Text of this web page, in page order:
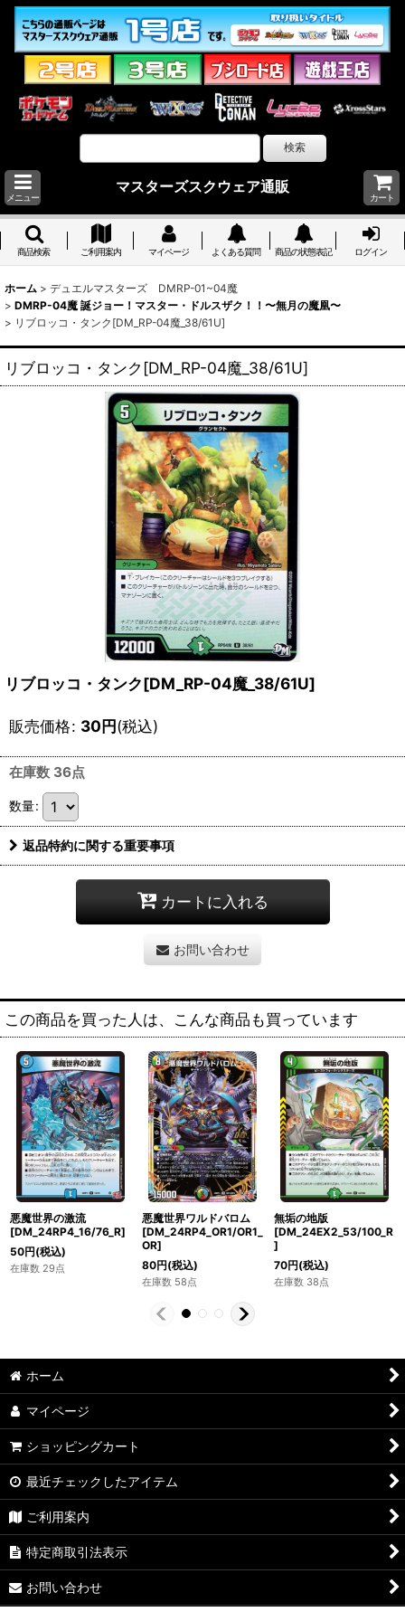
メニュー
マスターズスクウェア通販
カート
商品検索 ご利用案内 マイページ よくある質問 商品の状態表記 ログイン
ホーム > デュエルマスターズ DMRP-01~04魔
> DMRP-04魔 誕ジョー！マスター・ドルスザク！！〜無月の魔凰〜
> リブロッコ・タンク[DM_RP-04魔_38/61U]
リブロッコ・タンク[DM_RP-04魔_38/61U]
リブロッコ・タンク[DM_RP-04魔_38/61U]
販売価格: 30円(税込)
在庫数 36点
数量:
返品特約に関する重要事項
カートに入れる
お問い合わせ
この商品を買った人は、こんな商品も買っています
悪魔世界の激流
[DM_24RP4_16/76_R]
50円(税込)
在庫数 29点
悪魔世界ワルドバロム
[DM_24RP4_OR1/OR1_
OR]
80円(税込)
在庫数 58点
無垢の地版
[DM_24EX2_53/100_R
]
70円(税込)
在庫数 38点
ホーム
マイページ
ショッピングカート
最近チェックしたアイテム
ご利用案内
特定商取引法表示
お問い合わせ